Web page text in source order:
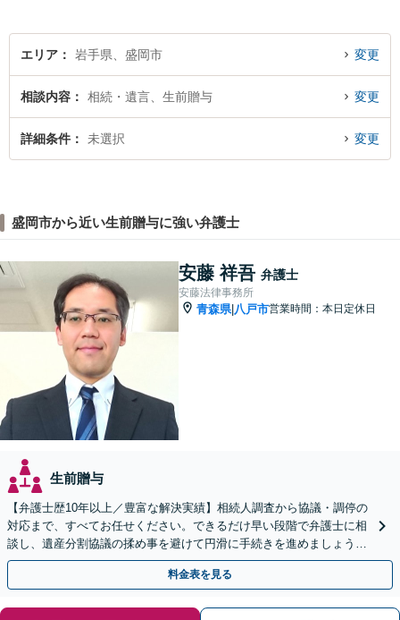
エリア 岩手県、盛岡市 変更
相談内容 相続・遺言、生前贈与 変更
詳細条件 未選択 変更
盛岡市から近い生前贈与に強い弁護士
安藤 祥吾 弁護士
安藤法律事務所
青森県| 八戸市営業時間：本日定休日
生前贈与
【弁護士歴10年以上／豊富な解決実績】相続人調査から協議・調停の
対応まで、すべてお任せください。できるだけ早い段階で弁護士に相
談し、遺産分割協議の揉め事を避けて円滑に手続きを進めましょう
【秘密厳守】【完全個室対応】【休日・夜間相談あり】
料金表を見る